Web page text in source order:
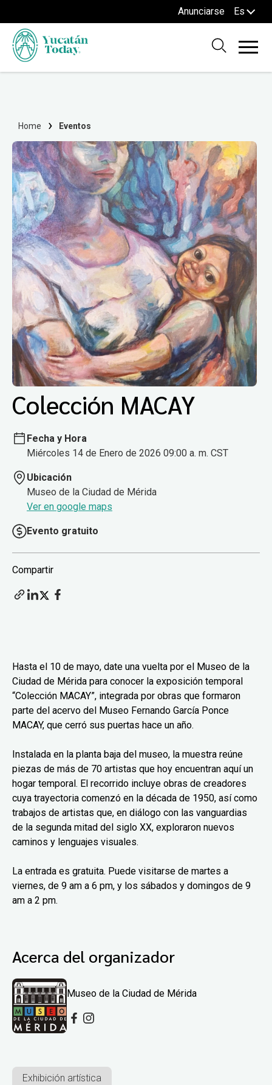
Anunciarse Es
Home Eventos
Colección MACAY
Fecha y Hora
Miércoles 14 de Enero de 2026 09:00 a. m. CST
Ubicación
Museo de la Ciudad de Mérida
Ver en google maps
Evento gratuito
Compartir
Hasta el 10 de mayo, date una vuelta por el Museo de la
Ciudad de Mérida para conocer la exposición temporal
“Colección MACAY”, integrada por obras que formaron
parte del acervo del Museo Fernando García Ponce
MACAY, que cerró sus puertas hace un año.
Instalada en la planta baja del museo, la muestra reúne
piezas de más de 70 artistas que hoy encuentran aquí un
hogar temporal. El recorrido incluye obras de creadores
cuya trayectoria comenzó en la década de 1950, así como
trabajos de artistas que, en diálogo con las vanguardias
de la segunda mitad del siglo XX, exploraron nuevos
caminos y lenguajes visuales.
La entrada es gratuita. Puede visitarse de martes a
viernes, de 9 am a 6 pm, y los sábados y domingos de 9
am a 2 pm.
Acerca del organizador
Museo de la Ciudad de Mérida
Exhibición artística